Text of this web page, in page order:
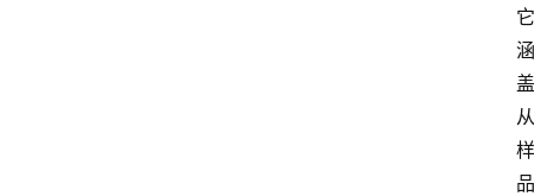
它
涵
盖
从
样
品